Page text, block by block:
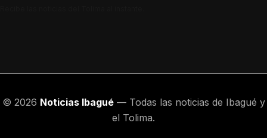
© 2026 Noticias Ibagué— Todas las noticias de Ibagué y
el Tolima.